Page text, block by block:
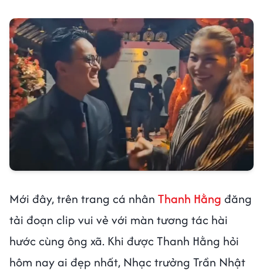
Mới đây, trên trang cá nhân Thanh Hằng đăng
tải đoạn clip vui vẻ với màn tương tác hài
hước cùng ông xã. Khi được Thanh Hằng hỏi
hôm nay ai đẹp nhất, Nhạc trưởng Trần Nhật